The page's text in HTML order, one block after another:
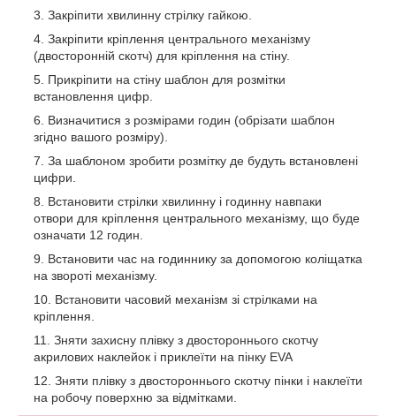
Закріпити хвилинну стрілку гайкою.
Закріпити кріплення центрального механізму
(двосторонній скотч) для кріплення на стіну.
Прикріпити на стіну шаблон для розмітки
встановлення цифр.
Визначитися з розмірами годин (обрізати шаблон
згідно вашого розміру).
За шаблоном зробити розмітку де будуть встановлені
цифри.
Встановити стрілки хвилинну і годинну навпаки
отвори для кріплення центрального механізму, що буде
означати 12 годин.
Встановити час на годиннику за допомогою коліщатка
на звороті механізму.
Встановити часовий механізм зі стрілками на
кріплення.
Зняти захисну плівку з двостороннього скотчу
акрилових наклейок і приклеїти на пінку EVA
Зняти плівку з двостороннього скотчу пінки і наклеїти
на робочу поверхню за відмітками.